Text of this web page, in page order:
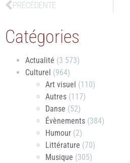
PRÉCÉDENTE
Catégories
Actualité (3 573)
Culturel (964)
Art visuel (110)
Autres (117)
Danse (52)
Évènements (384)
Humour (2)
Littérature (70)
Musique (305)